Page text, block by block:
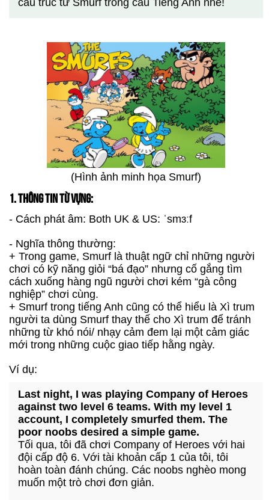
cấu trúc từ Smurf trong câu Tiếng Anh nhé!
(Hình ảnh minh họa Smurf)
1. THÔNG TIN TỪ VỰNG:
- Cách phát âm: Both UK & US: ˈsmɜːf
- Nghĩa thông thường:
+ Trong game, Smurf là thuật ngữ chỉ những người
chơi có kỹ năng giỏi “bá đạo” nhưng cố gắng tìm
cách xuống hàng ngũ người chơi kém “gà công
nghiệp” chơi cùng.
+ Smurf trong tiếng Anh cũng có thể hiểu là Xì trum
người ta dùng Smurf thay thế cho Xì trum để tránh
những từ khó nói/ nhạy cảm đem lại một cảm giác
mới trong những cuộc giao tiếp hằng ngày.
Ví dụ:
Last night, I was playing Company of Heroes
against two level 6 teams. With my level 1
account, I completely smurfed them. The
poor noobs desired a simple game.
Tối qua, tôi đã chơi Company of Heroes với hai
đội cấp độ 6. Với tài khoản cấp 1 của tôi, tôi
hoàn toàn đánh chúng. Các noobs nghèo mong
muốn một trò chơi đơn giản.